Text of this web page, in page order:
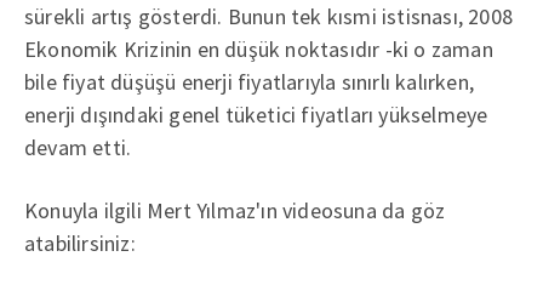
sürekli artış gösterdi. Bunun tek kısmi istisnası, 2008
Ekonomik Krizinin en düşük noktasıdır -ki o zaman
bile fiyat düşüşü enerji fiyatlarıyla sınırlı kalırken,
enerji dışındaki genel tüketici fiyatları yükselmeye
devam etti.
Konuyla ilgili Mert Yılmaz'ın videosuna da göz
atabilirsiniz: